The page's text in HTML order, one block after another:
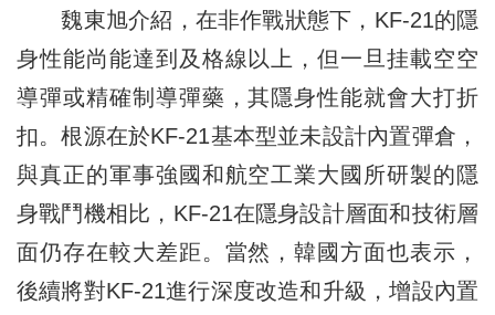
魏東旭介紹，在非作戰狀態下，KF-21的隱
身性能尚能達到及格線以上，但一旦挂載空空
導彈或精確制導彈藥，其隱身性能就會大打折
扣。根源在於KF-21基本型並未設計內置彈倉，
與真正的軍事強國和航空工業大國所研製的隱
身戰鬥機相比，KF-21在隱身設計層面和技術層
面仍存在較大差距。當然，韓國方面也表示，
後續將對KF-21進行深度改造和升級，增設內置